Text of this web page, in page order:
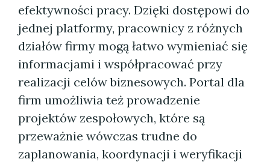
efektywności pracy. Dzięki dostępowi do
jednej platformy, pracownicy z różnych
działów firmy mogą łatwo wymieniać się
informacjami i współpracować przy
realizacji celów biznesowych. Portal dla
firm umożliwia też prowadzenie
projektów zespołowych, które są
przeważnie wówczas trudne do
zaplanowania, koordynacji i weryfikacji